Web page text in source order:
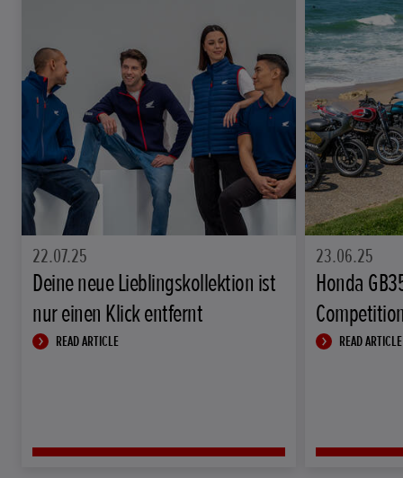
22.07.25
Deine neue Lieblingskollektion ist
nur einen Klick entfernt
READ ARTICLE
23.06.25
Honda
READ ARTICLE